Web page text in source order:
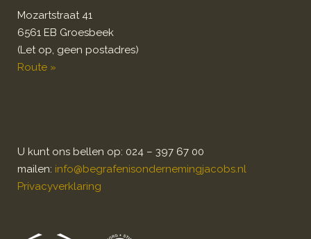
Mozartstraat 41
6561 EB Groesbeek
(Let op, geen postadres)
Route »
U kunt ons bellen op: 024 – 397 67 00
mailen: info@begrafenisondernemingjacobs.nl
Privacyverklaring